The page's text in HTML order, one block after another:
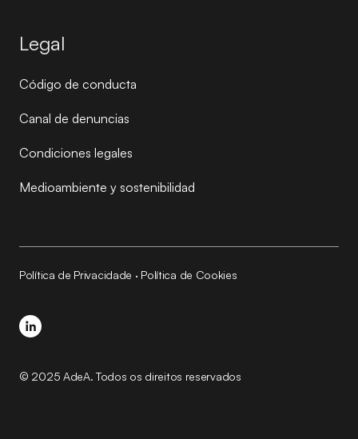
Legal
Código de conducta
Canal de denuncias
Condiciones legales
Medioambiente y sostenibilidad
© 2025 AdeA. Todos os direitos reservados
Política de Privacidade · Política de Cookies